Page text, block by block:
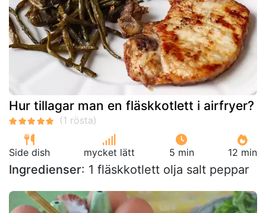
Hur tillagar man en fläskkotlett i airfryer?
Side dish mycket lätt 5 min 12 min
Ingredienser: 1 fläskkotlett olja salt peppar